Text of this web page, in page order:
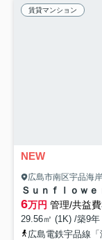
賃貸マンション
NEW
広島市南区宇品海岸
Ｓｕｎｆｌｏｗｅ
6万円 管理/共益
29.56㎡ (1K) /築9
広島電鉄宇品線